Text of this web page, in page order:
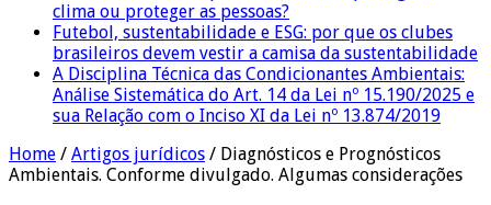
clima ou proteger as pessoas?
Futebol, sustentabilidade e ESG: por que os clubes
brasileiros devem vestir a camisa da sustentabilidade
A Disciplina Técnica das Condicionantes Ambientais:
Análise Sistemática do Art. 14 da Lei nº 15.190/2025 e
sua Relação com o Inciso XI da Lei nº 13.874/2019
Home / Artigos jurídicos / Diagnósticos e Prognósticos
Ambientais. Conforme divulgado. Algumas considerações